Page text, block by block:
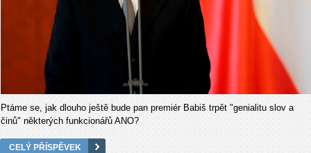
Ptáme se, jak dlouho ještě bude pan premiér Babiš trpět "genialitu slov a
činů" některých funkcionářů ANO?
CELÝ PŘÍSPĚVEK